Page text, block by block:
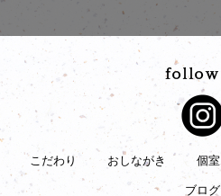
こだわり おしながき 個室
ブログ